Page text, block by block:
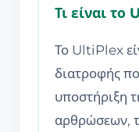
Τι είναι το
Το UltiPlex
διατροφής
υποστήριξη
αρθρώσεων,